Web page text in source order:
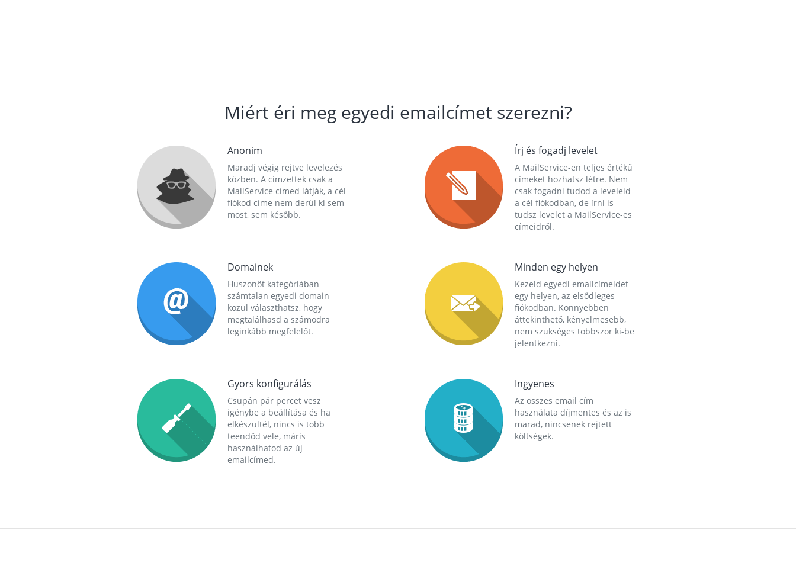
Miért éri meg egyedi emailcímet szerezni?
Anonim
Maradj végig rejtve levelezés
közben. A címzettek csak a
MailService címed látják, a cél
fiókod címe nem derül ki sem
most, sem később.
Írj és fogadj levelet
A MailService-en teljes értékű
címeket hozhatsz létre. Nem
csak fogadni tudod a leveleid
a cél fiókodban, de írni is
tudsz levelet a MailService-es
címeidről.
Domainek
Huszonöt kategóriában
számtalan egyedi domain
közül választhatsz, hogy
megtalálhasd a számodra
leginkább megfelelőt.
Minden egy helyen
Kezeld egyedi emailcímeidet
egy helyen, az elsődleges
fiókodban. Könnyebben
áttekinthető, kényelmesebb,
nem szükséges többször ki-be
jelentkezni.
Gyors konfigurálás
Csupán pár percet vesz
igénybe a beállítása és ha
elkészültél, nincs is több
teendőd vele, máris
használhatod az új
emailcímed.
Ingyenes
Az összes email cím
használata díjmentes és az is
marad, nincsenek rejtett
költségek.